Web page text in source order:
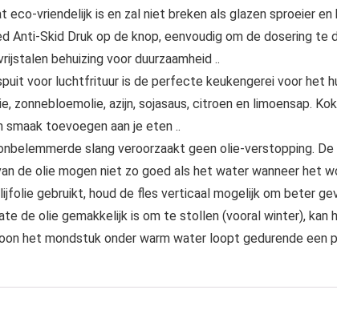
eco-vriendelijk is en zal niet breken als glazen sproeier
Anti-Skid Druk op de knop, eenvoudig om de dosering te
behuizing voor duurzaamheid ..
voor luchtfrituur is de perfecte keukengerei voor het
zonnebloemolie, azijn, sojasaus, citroen en limoensap.
toevoegen aan je eten ..
slang veroorzaakt geen olie-verstopping.
de olie mogen niet zo goed als het water wanneer het
gebruikt, houd de fles verticaal mogelijk om beter
de olie gemakkelijk is om te stollen (vooral winter),
het mondstuk onder warm water loopt gedurende een